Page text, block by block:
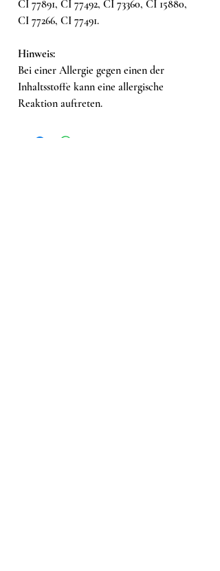
CI 77891, CI 77492, CI 73360, CI 15880,
CI 77266, CI 77491.
Hinweis:
Bei einer Allergie gegen einen der
Inhaltsstoffe kann eine allergische
Reaktion auftreten.